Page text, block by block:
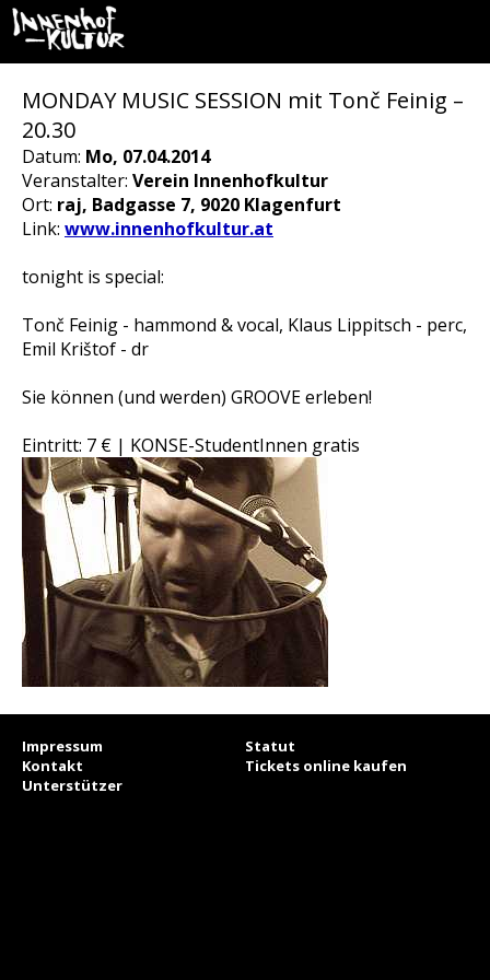
MONDAY MUSIC SESSION mit Tonč Feinig –
20.30
Datum: Mo, 07.04.2014
Veranstalter: Verein Innenhofkultur
Ort: raj, Badgasse 7, 9020 Klagenfurt
Link: www.innenhofkultur.at
tonight is special:
Tonč Feinig - hammond & vocal, Klaus Lippitsch - perc,
Emil Krištof - dr
Sie können (und werden) GROOVE erleben!
Eintritt: 7 € | KONSE-StudentInnen gratis
Impressum
Statut
Kontakt
Tickets online kaufen
Unterstützer